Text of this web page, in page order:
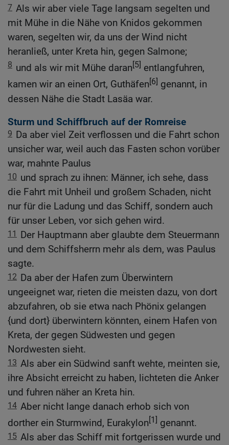
7 Als wir aber viele Tage langsam segelten und
mit Mühe in die Nähe von Knidos gekommen
waren, segelten wir, da uns der Wind nicht
heranließ, unter Kreta hin, gegen Salmone;
8 und als wir mit Mühe daran[5] entlangfuhren,
kamen wir an einen Ort, Guthäfen[6] genannt, in
dessen Nähe die Stadt Lasäa war.
Sturm und Schiffbruch auf der Romreise
9 Da aber viel Zeit verflossen und die Fahrt schon
unsicher war, weil auch das Fasten schon vorüber
war, mahnte Paulus
10 und sprach zu ihnen: Männer, ich sehe, dass
die Fahrt mit Unheil und großem Schaden, nicht
nur für die Ladung und das Schiff, sondern auch
für unser Leben, vor sich gehen wird.
11 Der Hauptmann aber glaubte dem Steuermann
und dem Schiffsherrn mehr als dem, was Paulus
sagte.
12 Da aber der Hafen zum Überwintern
ungeeignet war, rieten die meisten dazu, von dort
abzufahren, ob sie etwa nach Phönix gelangen
{und dort} überwintern könnten, einem Hafen von
Kreta, der gegen Südwesten und gegen
Nordwesten sieht.
13 Als aber ein Südwind sanft wehte, meinten sie,
ihre Absicht erreicht zu haben, lichteten die Anker
und fuhren näher an Kreta hin.
14 Aber nicht lange danach erhob sich von
dorther ein Sturmwind, Eurakylon[1] genannt.
15 Als aber das Schiff mit fortgerissen wurde und